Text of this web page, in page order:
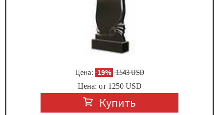
Цена: -19% 1543 USD
Цена: от 1250USD
Купить